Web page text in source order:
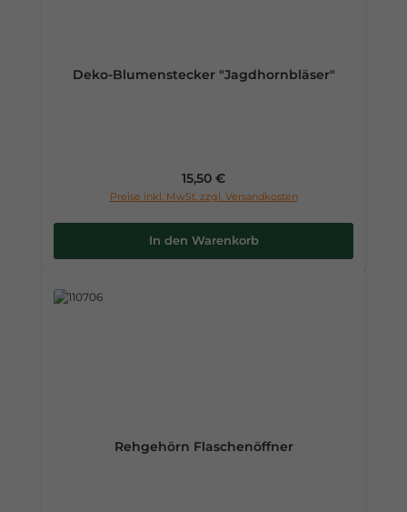
Deko-Blumenstecker "Jagdhornbläser"
Regulärer Preis:
15,50 €
Preise inkl. MwSt. zzgl. Versandkosten
In den Warenkorb
Rehgehörn Flaschenöffner